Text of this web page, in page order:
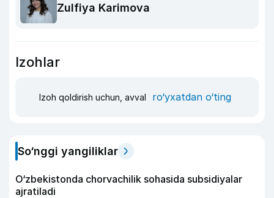
Zulfiya Karimova
Izohlar
Izoh qoldirish uchun, avval ro‘yxatdan o‘ting
So‘nggi yangiliklar
O‘zbekistonda chorvachilik sohasida subsidiyalar
ajratiladi